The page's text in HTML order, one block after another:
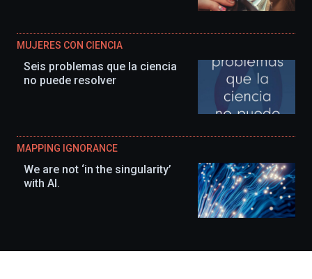
MUJERES CON CIENCIA
Seis problemas que la ciencia
no puede resolver
MAPPING IGNORANCE
We are not ‘in the singularity’
with AI.